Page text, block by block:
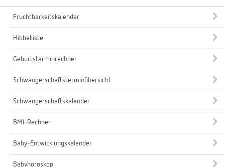
Fruchtbarkeitskalender
Hibbelliste
Geburtsterminrechner
Schwangerschaftsterminübersicht
Schwangerschaftskalender
BMI-Rechner
Baby-Entwicklungskalender
Babyhoroskop